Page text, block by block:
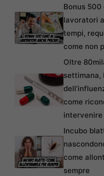
Bonus 500
lavoratori
tempi,
come non
Oltre
settimana,
come
intervenire
Incubo
come
sempre